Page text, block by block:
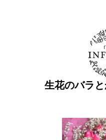
生花のバラ